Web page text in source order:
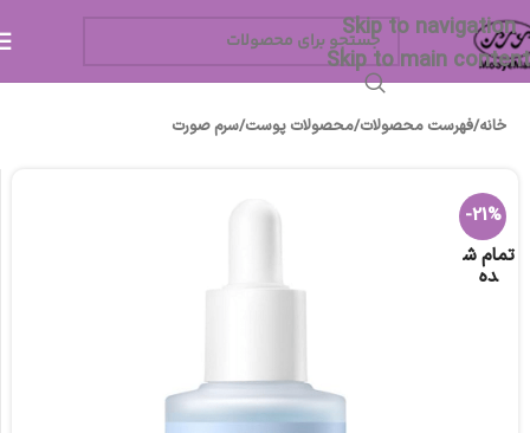
Skip to navigation
Skip to main content
خانه/فهرست محصولات/محصولات پوست/سرم صورت
-21%
تمام ش
ده